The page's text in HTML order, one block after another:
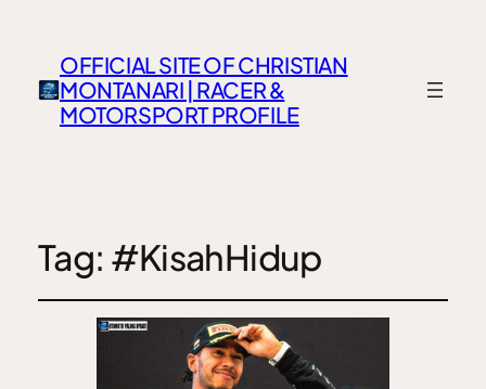
OFFICIAL SITE OF CHRISTIAN
MONTANARI | RACER &
MOTORSPORT PROFILE
Tag: #KisahHidup